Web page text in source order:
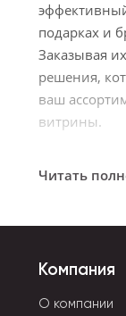
подарках и
Заказывая
решения,
ваш
витрины.
Подушки
подарков,
Читать
Компания
О компании